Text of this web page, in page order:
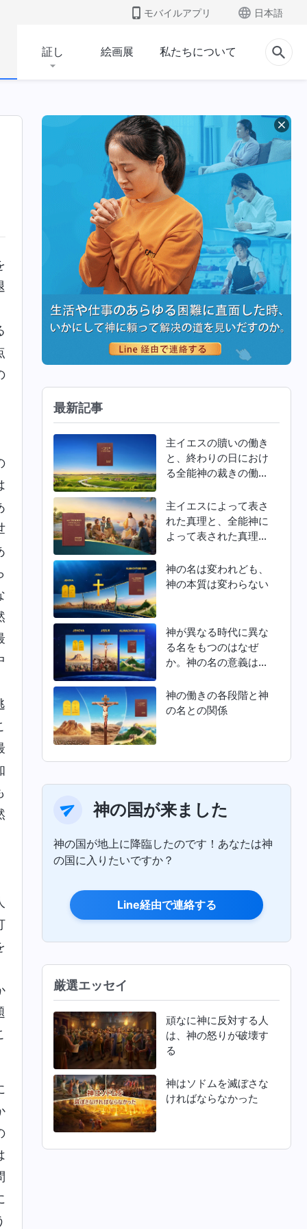
モバイルアプリ 日本語
証し 絵画展 私たちについて
最新記事
主イエスの贖いの働き
と、終わりの日におけ
る全能神の裁きの働き
主イエスによって表さ
れた真理と、全能神に
よって表された真理と
神の名は変われども、
神の本質は変わらない
神が異なる時代に異な
る名をもつのはなぜ
か。神の名の意義は何
神の働きの各段階と神
の名との関係
神の国が来ました
神の国が地上に降臨したのです！あなたは神
の国に入りたいですか？
Line経由で連絡する
厳選エッセイ
頑なに神に反対する人
は、神の怒りが破壊す
る
神はソドムを滅ぼさな
ければならなかった